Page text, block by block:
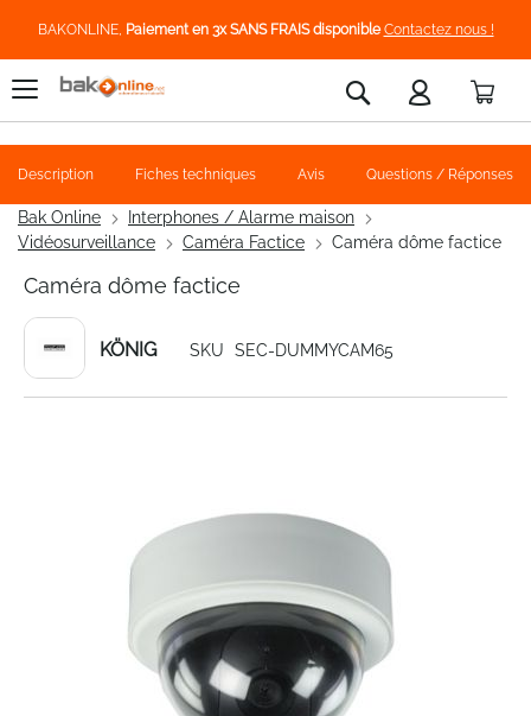
BAKONLINE, Paiement en 3x SANS FRAIS disponible Contactez nous !
Rechercher
Bak Online
Interphones / Alarme maison
Vidéosurveillance
Caméra Factice Caméra dôme factice
Caméra dôme factice
KÖNIG SKU SEC-DUMMYCAM65
Description Fiches techniques Avis Questions / Réponses